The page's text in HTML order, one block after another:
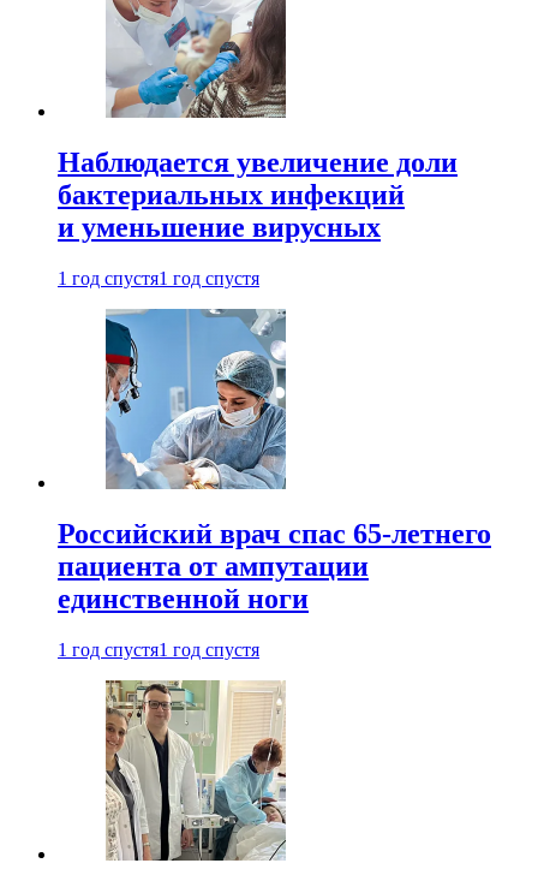
Наблюдается увеличение доли
бактериальных инфекций
и уменьшение вирусных
1 год спустя1 год спустя
Российский врач спас 65-летнего
пациента от ампутации
единственной ноги
1 год спустя1 год спустя